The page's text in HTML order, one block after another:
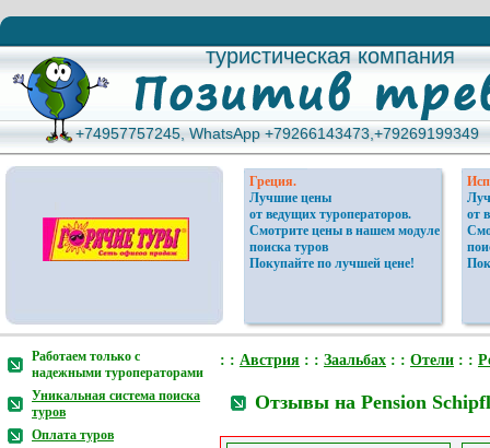
туристическая компания
туристическая компания
+74957757245, WhatsApp +79266143473,+79269199349
+74957757245, WhatsApp +79266143473,+79269199349
Греция.
Лучшие цены
от ведущих туроператоров.
Смотрите цены в нашем модуле
поиска туров
Покупайте по лучшей цене!
от
Работаем только с
надежными туроператорами
Уникальная система поиска
туров
Оплата туров
: : Австрия : : Заальбах : : Отели : :
Отзывы на Pension